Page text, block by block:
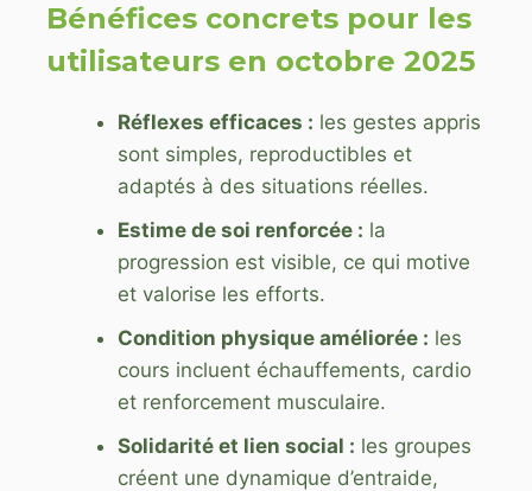
Bénéfices concrets pour les
utilisateurs en octobre 2025
Réflexes efficaces : les gestes appris
sont simples, reproductibles et
adaptés à des situations réelles.
Estime de soi renforcée : la
progression est visible, ce qui motive
et valorise les efforts.
Condition physique améliorée : les
cours incluent échauffements, cardio
et renforcement musculaire.
Solidarité et lien social : les groupes
créent une dynamique d’entraide,